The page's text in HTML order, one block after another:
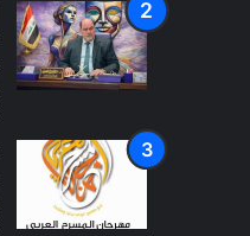
الإماراتي عبدالرحمن
لغة العرض